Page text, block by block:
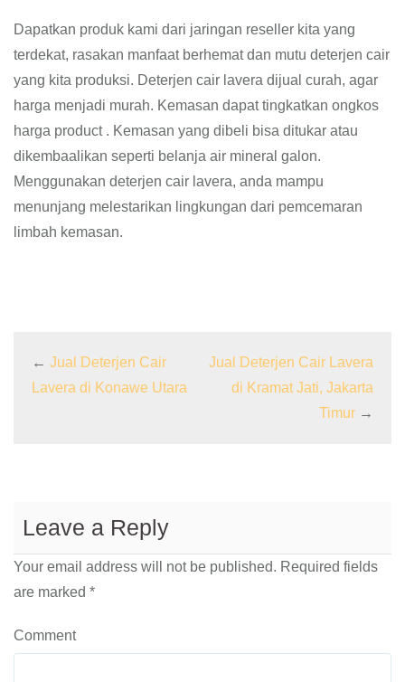
Dapatkan produk kami dari jaringan reseller kita yang
terdekat, rasakan manfaat berhemat dan mutu deterjen cair
yang kita produksi. Deterjen cair lavera dijual curah, agar
harga menjadi murah. Kemasan dapat tingkatkan ongkos
harga product . Kemasan yang dibeli bisa ditukar atau
dikembaalikan seperti belanja air mineral galon.
Menggunakan deterjen cair lavera, anda mampu
menunjang melestarikan lingkungan dari pemcemaran
limbah kemasan.
← Jual Deterjen Cair
Lavera di Konawe Utara
Jual Deterjen Cair Lavera
di Kramat Jati, Jakarta
Timur →
Leave a Reply
Your email address will not be published. Required fields
are marked *
Comment